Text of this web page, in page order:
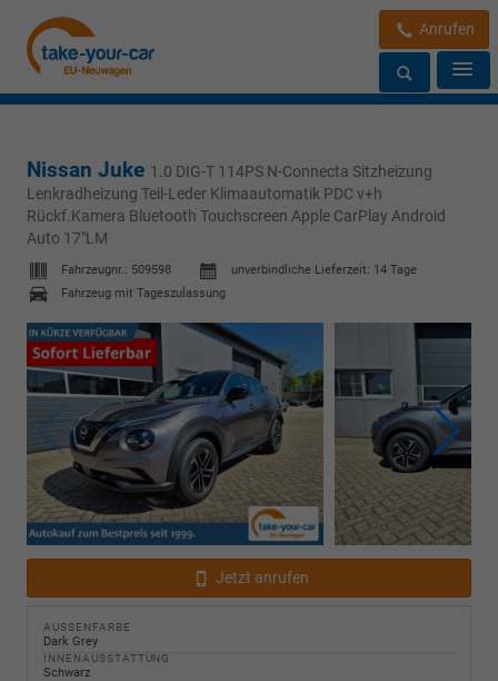
Anrufen
Nissan Juke 1.0 DIG-T 114PS N-Connecta Sitzheizung
Lenkradheizung Teil-Leder Klimaautomatik PDC v+h
Rückf.Kamera Bluetooth Touchscreen Apple CarPlay Android
Auto 17"LM
Fahrzeugnr.: 509598 unverbindliche Lieferzeit: 14 Tage
Fahrzeug mit Tageszulassung
Jetzt anrufen
AUSSENFARBE
Dark Grey
INNENAUSSTATTUNG
Schwarz